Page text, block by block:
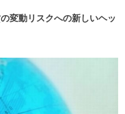
変動リスクへの新しいヘッ